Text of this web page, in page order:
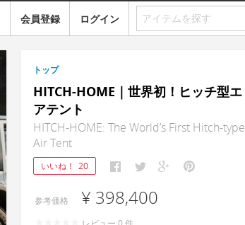
会員登録 ログイン
トップ
HITCH-HOME｜世界初！ヒッチ型エ
アテント
HITCH-HOME: The World’s First Hitch-type
Air Tent
いいね！ 20
参考価格 ¥ 398,400